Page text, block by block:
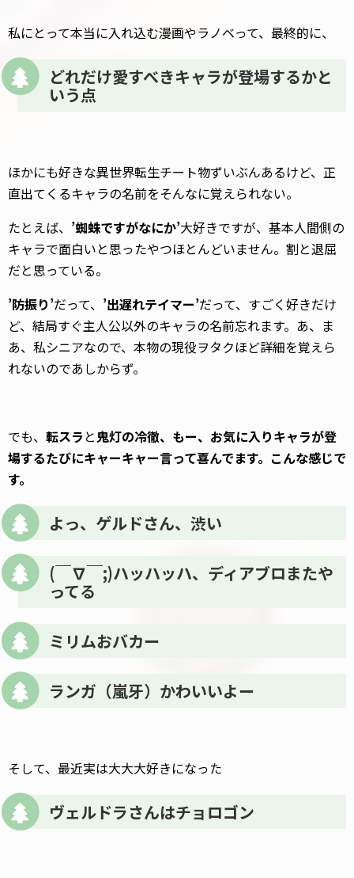
私にとって本当に入れ込む漫画やラノベって、最終的に、
どれだけ愛すべきキャラが登場するかと
いう点
ほかにも好きな異世界転生チート物ずいぶんあるけど、正
直出てくるキャラの名前をそんなに覚えられない。
たとえば、 ’蜘蛛ですがなにか’大好きですが、基本人間側の
キャラで面白いと思ったやつほとんどいません。割と退屈
だと思っている。
’防振り’だって、 ’出遅れテイマー’だって、すごく好きだけ
ど、結局すぐ主人公以外のキャラの名前忘れます。あ、ま
あ、私シニアなので、本物の現役ヲタクほど詳細を覚えら
れないのであしからず。
でも、 転スラと鬼灯の冷徹、もー、お気に入りキャラが登
場するたびにキャーキャー言って喜んでます。こんな感じで
す。
よっ、ゲルドさん、渋い
(￣∇￣;)ハッハッハ、ディアブロまたや
ってる
ミリムおバカー
ランガ（嵐牙）かわいいよー
そして、最近実は大大大好きになった
ヴェルドラさんはチョロゴン